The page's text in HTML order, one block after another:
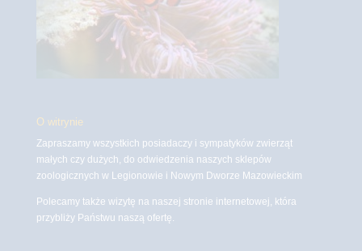
O witrynie
Zapraszamy wszystkich posiadaczy i sympatyków zwierząt
małych czy dużych, do odwiedzenia naszych sklepów
zoologicznych w Legionowie i Nowym Dworze Mazowieckim
Polecamy także wizytę na naszej stronie internetowej, która
przybliży Państwu naszą ofertę.